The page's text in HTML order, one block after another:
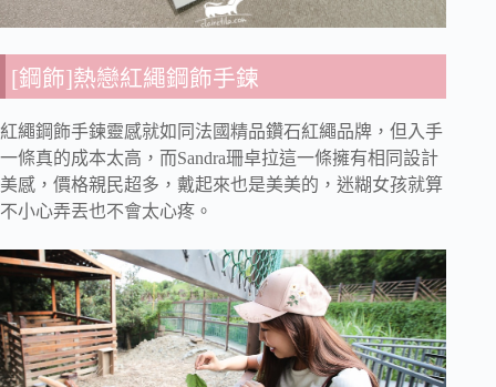
[鋼飾]熱戀紅繩鋼飾手鍊
紅繩鋼飾手鍊靈感就如同法國精品鑽石紅繩品牌，但入手
一條真的成本太高，而Sandra珊卓拉這一條擁有相同設計
美感，價格親民超多，戴起來也是美美的，迷糊女孩就算
不小心弄丟也不會太心疼。